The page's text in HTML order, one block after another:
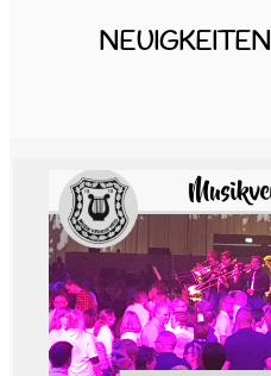
NEUIGKEITEN